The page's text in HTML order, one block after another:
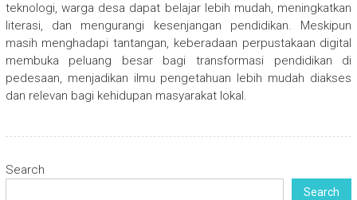
teknologi, warga desa dapat belajar lebih mudah, meningkatkan
literasi, dan mengurangi kesenjangan pendidikan. Meskipun
masih menghadapi tantangan, keberadaan perpustakaan digital
membuka peluang besar bagi transformasi pendidikan di
pedesaan, menjadikan ilmu pengetahuan lebih mudah diakses
dan relevan bagi kehidupan masyarakat lokal.
Search
Search